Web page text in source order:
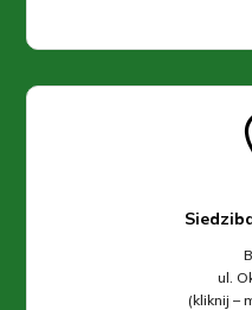
ul.
(kliknij –